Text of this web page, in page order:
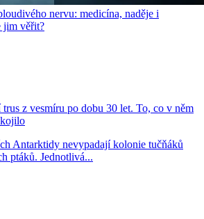
nervu: medicína, naděje i
jim věřit?
z vesmíru po dobu 30 let. To, co v něm
Antarktidy nevypadají kolonie tučňáků
ptáků. Jednotlivá...